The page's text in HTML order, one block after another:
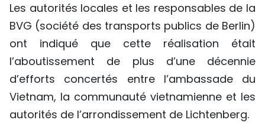
Les autorités locales et les responsables de la
BVG (société des transports publics de Berlin)
ont indiqué que cette réalisation était
l’aboutissement de plus d’une décennie
d’efforts concertés entre l’ambassade du
Vietnam, la communauté vietnamienne et les
autorités de l’arrondissement de Lichtenberg.